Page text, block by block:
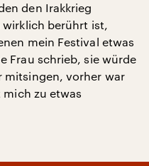
den Irakkrieg
berührt ist,
mein Festival etwas
Frau schrieb, sie würde
mitsingen, vorher war
zu etwas